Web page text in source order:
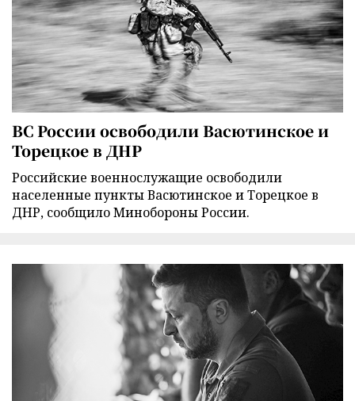
ВС России освободили Васютинское и
Торецкое в ДНР
Российские военнослужащие освободили
населенные пункты Васютинское и Торецкое в
ДНР, сообщило Минобороны России.